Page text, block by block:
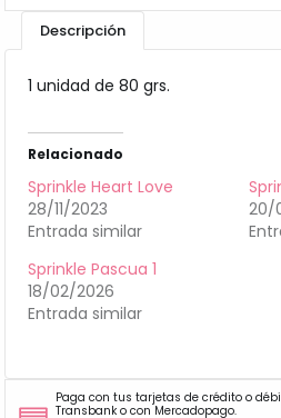
Descripción
1 unidad de 80 grs.
Relacionado
Sprinkle Heart Love
28/11/2023
Entrada similar
20/
Sprinkle Pascua 1
18/02/2026
Entrada similar
Paga con tus tarjetas de crédito o
Transbank o con Mercadopago.